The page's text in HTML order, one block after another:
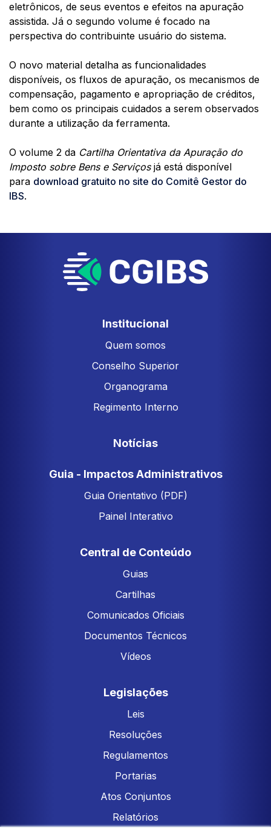
eletrônicos, de seus eventos e efeitos na apuração
assistida. Já o segundo volume é focado na
perspectiva do contribuinte usuário do sistema.
O novo material detalha as funcionalidades
disponíveis, os fluxos de apuração, os mecanismos de
compensação, pagamento e apropriação de créditos,
bem como os principais cuidados a serem observados
durante a utilização da ferramenta.
O volume 2 da Cartilha Orientativa da Apuração do
Imposto sobre Bens e Serviços já está disponível
para download gratuito no site do Comitê Gestor do
IBS.
Institucional
Quem somos
Conselho Superior
Organograma
Regimento Interno
Notícias
Guia - Impactos Administrativos
Guia Orientativo (PDF)
Painel Interativo
Central de Conteúdo
Guias
Cartilhas
Comunicados Oficiais
Documentos Técnicos
Vídeos
Legislações
Leis
Resoluções
Regulamentos
Portarias
Atos Conjuntos
Relatórios